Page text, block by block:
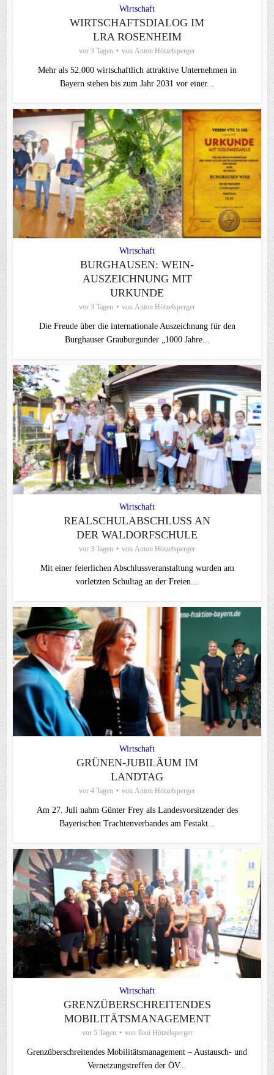
Wirtschaft
WIRTSCHAFTSDIALOG IM
LRA ROSENHEIM
vor 3 Tagen von Anton Hötzelsperger
Mehr als 52.000 wirtschaftlich attraktive Unternehmen in
Bayern stehen bis zum Jahr 2031 vor einer...
Wirtschaft
BURGHAUSEN: WEIN-
AUSZEICHNUNG MIT
URKUNDE
vor 3 Tagen von Anton Hötzelsperger
Die Freude über die internationale Auszeichnung für den
Burghauser Grauburgunder „1000 Jahre...
Wirtschaft
REALSCHULABSCHLUSS AN
DER WALDORFSCHULE
vor 3 Tagen von Anton Hötzelsperger
Mit einer feierlichen Abschlussveranstaltung wurden am
vorletzten Schultag an der Freien...
Wirtschaft
GRÜNEN-JUBILÄUM IM
LANDTAG
vor 4 Tagen von Anton Hötzelsperger
Am 27. Juli nahm Günter Frey als Landesvorsitzender des
Bayerischen Trachtenverbandes am Festakt...
Wirtschaft
GRENZÜBERSCHREITENDES
MOBILITÄTSMANAGEMENT
vor 5 Tagen von Toni Hötzelsperger
Grenzüberschreitendes Mobilitätsmanagement – Austausch- und
Vernetzungstreffen der ÖV...